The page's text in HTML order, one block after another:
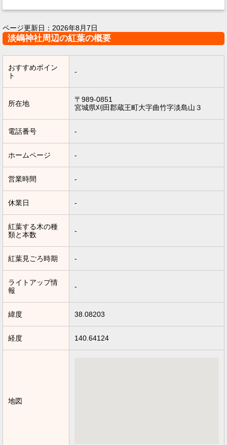
ページ更新日： 2026年8月7日
淡嶋神社周辺の紅葉の概要
おすすめポイン
ト
-
所在地
〒989-0851
宮城県刈田郡蔵王町大字曲竹字淡島山３
電話番号 -
ホームページ -
営業時間 -
休業日 -
紅葉する木の種
類と本数
-
紅葉見ごろ時期 -
ライトアップ情
報
-
緯度 38.08203
経度 140.64124
地図